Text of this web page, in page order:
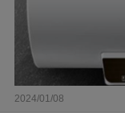
2024/01/08